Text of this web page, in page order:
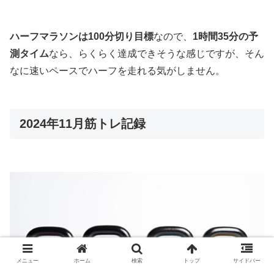
ハーフマラソンは100分切り目標なので、 1時間35分の予
測タイムなら、らくらく達成できそうな感じですが、そん
なに速いペースでハーフを走れる気がしません。
2024年11月筋トレ記録
メニュー ホーム 検索 トップ サイドバー